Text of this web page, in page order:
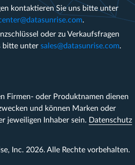
kontaktieren Sie uns bitte unter
.
oder zu Verkaufsfragen
bitte unter sales@datasunrise.com.
Firmen- oder Produktnamen dienen
und können Marken oder
jeweiligen Inhaber sein. Datenschutz
Inc. 2026. Alle Rechte vorbehalten.